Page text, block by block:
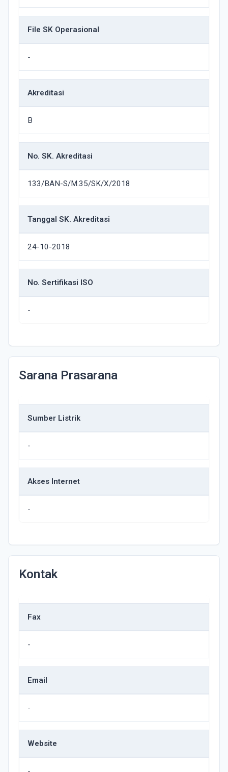
File SK Operasional
-
Akreditasi
B
No. SK. Akreditasi
133/BAN-S/M.35/SK/X/2018
Tanggal SK. Akreditasi
24-10-2018
No. Sertifikasi ISO
-
Sarana Prasarana
Sumber Listrik
-
Akses Internet
-
Kontak
Fax
-
Email
-
Website